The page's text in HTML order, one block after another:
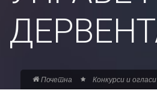
Почетна Конкурси и огласи